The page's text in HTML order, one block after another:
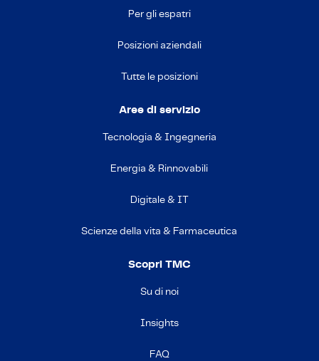
Per gli espatri
Posizioni aziendali
Tutte le posizioni
Aree di servizio
Tecnologia & Ingegneria
Energia & Rinnovabili
Digitale & IT
Scienze della vita & Farmaceutica
Scopri TMC
Su di noi
Insights
FAQ